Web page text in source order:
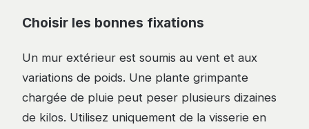
Choisir les bonnes fixations
Un mur extérieur est soumis au vent et aux
variations de poids. Une plante grimpante
chargée de pluie peut peser plusieurs dizaines
de kilos. Utilisez uniquement de la visserie en